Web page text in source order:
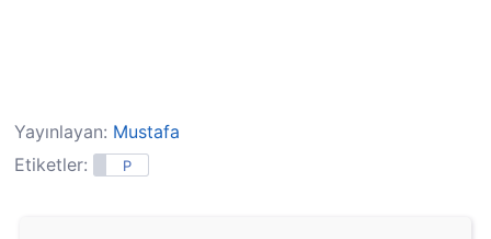
Yayınlayan: Mustafa
Etiketler:
P